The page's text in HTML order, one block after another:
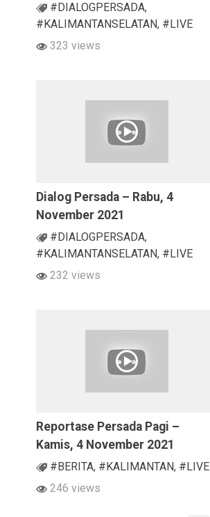
#DIALOGPERSADA,
#KALIMANTANSELATAN, #LIVE
323 views
Dialog Persada – Rabu, 4
November 2021
#DIALOGPERSADA,
#KALIMANTANSELATAN, #LIVE
232 views
Reportase Persada Pagi –
Kamis, 4 November 2021
#BERITA, #KALIMANTAN, #LIVE
246 views